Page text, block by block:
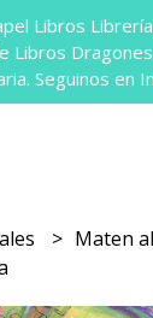
Libros
Libros
Seguinos en
Maten